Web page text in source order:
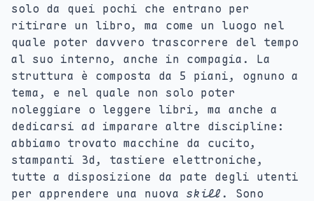
solo da quei pochi che entrano per
ritirare un libro, ma come un luogo nel
quale poter davvero trascorrere del tempo
al suo interno, anche in compagia. La
struttura è composta da 5 piani, ognuno a
tema, e nel quale non solo poter
noleggiare o leggere libri, ma anche a
dedicarsi ad imparare altre discipline:
abbiamo trovato macchine da cucito,
stampanti 3d, tastiere elettroniche,
tutte a disposizione da pate degli utenti
per apprendere una nuova skill. Sono